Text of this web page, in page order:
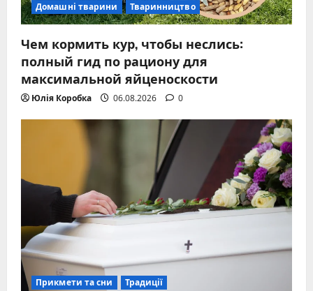
Домашні тварини Тваринництво
Чем кормить кур, чтобы неслись:
полный гид по рациону для
максимальной яйценоскости
Юлія Коробка 06.08.2026 0
Прикмети та сни Традиції